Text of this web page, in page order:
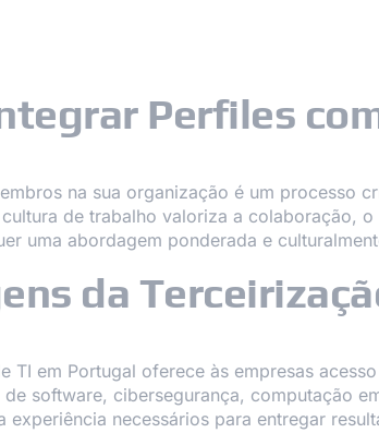
Perfiles
na sua organização é um processo
de trabalho valoriza a colaboração,
uma abordagem ponderada e
da
TI em Portugal oferece às empresas
software, cibersegurança, computação
experiência necessários para entregar